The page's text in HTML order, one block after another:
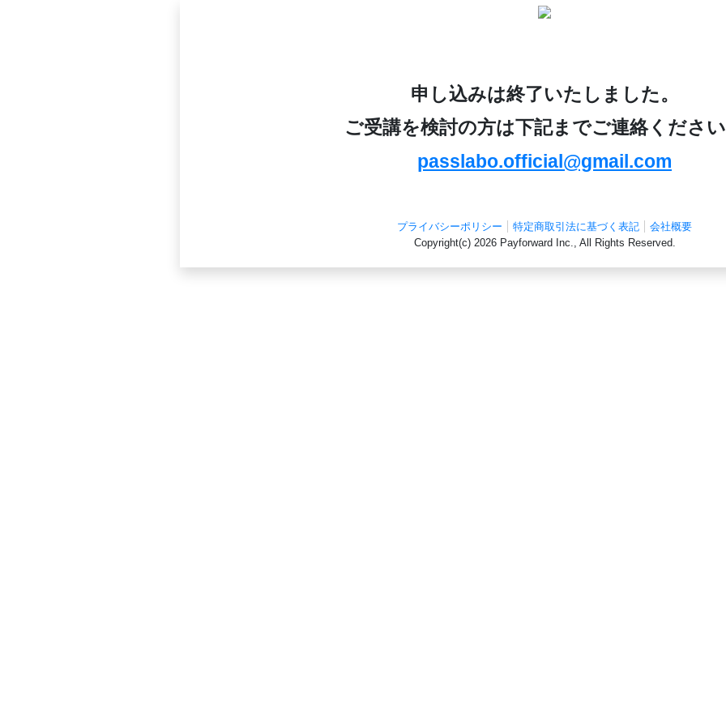
申し込みは終了いたしました。
ご受講を検討の方は下記までご連絡くださ
passlabo.official@gmail.com
プライバシーポリシー 特定商取引法に基づく表記
会社概要
Copyright(c) 2026 Payforward Inc., All Rights Reserved.